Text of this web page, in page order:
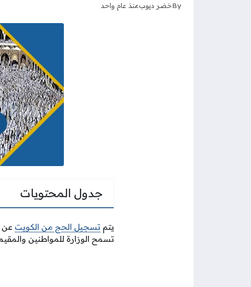
Byخضر ديوبمنذ عام واحد
جدول المحتويات
يتم تسجيل الحج من الكويت عن
تسمح الوزارة للمواطنين